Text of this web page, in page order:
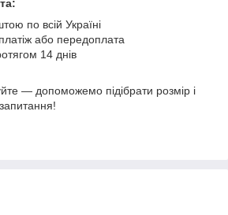
по всій Україні
або передоплата
14 днів
— допоможемо підібрати розмір і